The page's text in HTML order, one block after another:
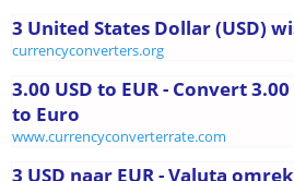
3 United States Dollar (USD)
currencyconverters.org
3.00 USD to EUR - Convert
to Euro
www.currencyconverterrate.com
3 USD naar EUR - Valuta